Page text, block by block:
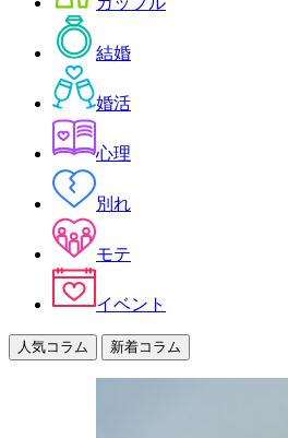
結婚
婚活
心理
別れ
モテ
イベント
人気コラム 新着コラム